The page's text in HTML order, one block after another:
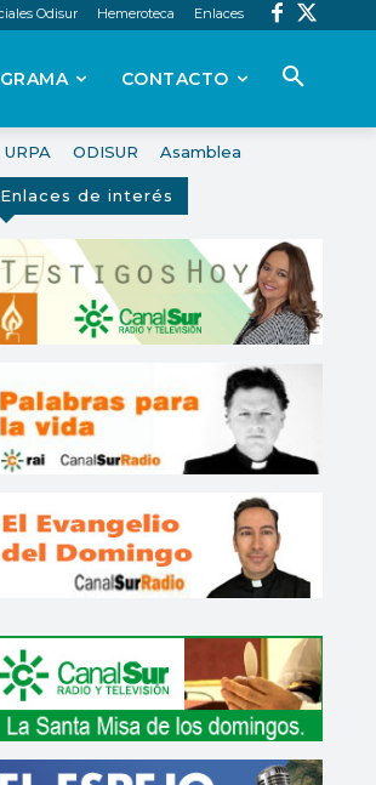
Odisur Hemeroteca Enlaces
CONTACTO
URPA ODISUR Asamblea
Enlaces de interés